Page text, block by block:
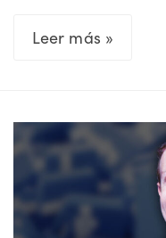
Leer más »Richard
la
historia
del
CEO